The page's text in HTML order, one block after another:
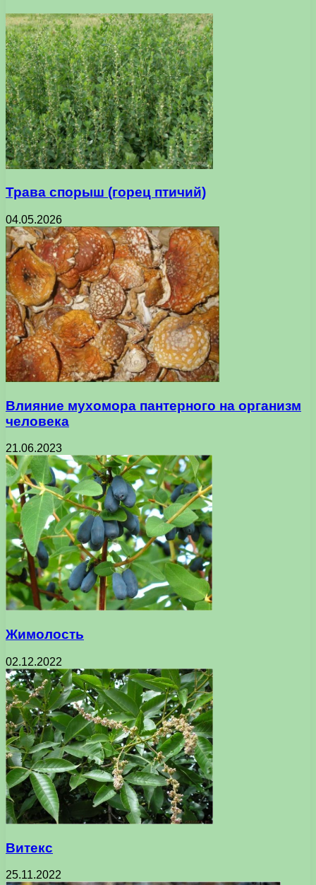
Трава спорыш (горец птичий)
04.05.2026
Влияние мухомора пантерного на организм
человека
21.06.2023
Жимолость
02.12.2022
Витекс
25.11.2022